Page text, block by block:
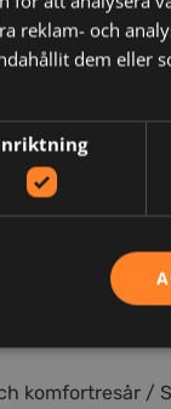
komfortresår /
reklam- och
dem eller